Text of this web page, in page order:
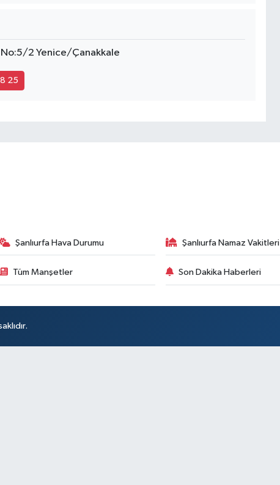
No:5/2 Yenice/Çanakkale
25
Şanlıurfa Hava Durumu Şanlıurfa Namaz Vakitleri
Tüm Manşetler Son Dakika Haberleri